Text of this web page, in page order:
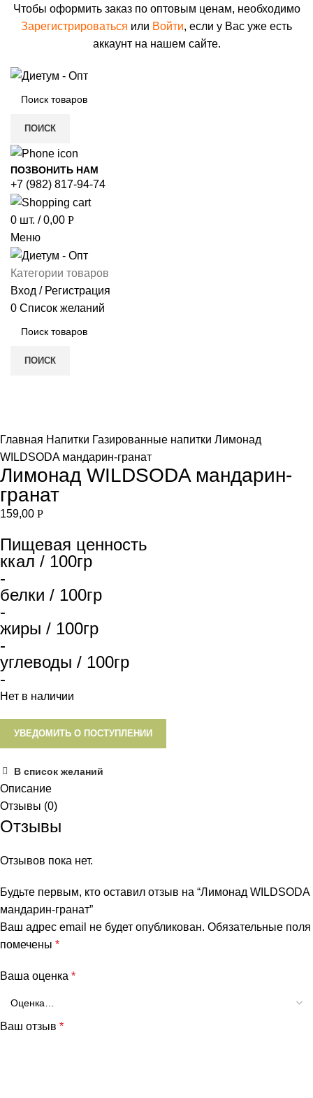
Чтобы оформить заказ по оптовым ценам, необходимо
Зарегистрироваться или Войти, если у Вас уже есть
аккаунт на нашем сайте.
ПОИСК
ПОЗВОНИТЬ НАМ
+7 (982) 817-94-74
0 шт. / 0,00 Р
Меню
Категории товаров
Вход / Регистрация
0 Список желаний
ПОИСК
Главная Напитки Газированные напитки Лимонад
WILDSODA мандарин-гранат
Лимонад WILDSODA мандарин-
гранат
159,00 Р
Пищевая ценность
ккал / 100гр
-
белки / 100гр
-
жиры / 100гр
-
углеводы / 100гр
-
Нет в наличии
УВЕДОМИТЬ О ПОСТУПЛЕНИИ
В список желаний
Описание
Отзывы (0)
Отзывы
Отзывов пока нет.
Будьте первым, кто оставил отзыв на “Лимонад WILDSODA
мандарин-гранат”
Ваш адрес email не будет опубликован. Обязательные поля
помечены *
Ваша оценка *
Ваш отзыв *